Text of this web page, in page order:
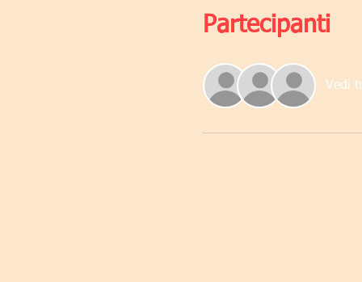
Partecipanti
Vedi